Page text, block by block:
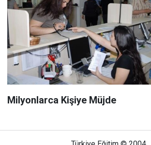
Milyonlarca Kişiye Müjde